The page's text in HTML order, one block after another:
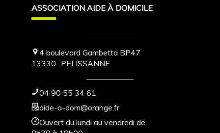
ASSOCIATION AIDE À DOMICILE
4 boulevard Gambetta BP47
13330 PELISSANNE
04 90 55 34 61
aide-a-dom@orange.fr
Ouvert du lundi au vendredi de